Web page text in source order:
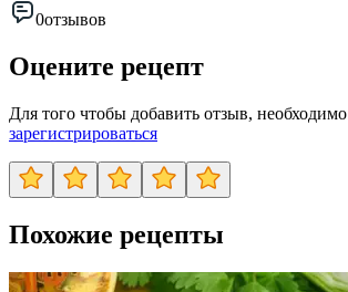
0отзывов
Оцените рецепт
Для того чтобы добавить отзыв, необходимо
зарегистрироваться
Похожие рецепты